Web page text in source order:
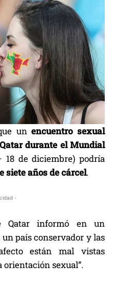
unencuentro sexual
Qatar durante el Mundial
de diciembre) podría
siete años de cárcel.
-
Qatar informó en un
un país conservador y las
están mal vistas
sexual”.